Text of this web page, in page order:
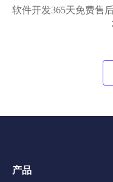
软件开发365天免费售
产品